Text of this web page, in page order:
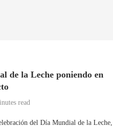
de la Leche poniendo en
read
del Día Mundial de la Leche,